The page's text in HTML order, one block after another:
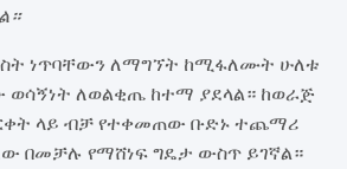
ነጥባቸውን ለማግኘት ከሚፋለሙት ሁለቱ
ለወልቂጤ ከተማ ያደላል። ከወራጅ
ላይ ብቻ የተቀመጠው ቡድኑ ተጨማሪ
በመቻሉ የማሸነፍ ግዴታ ውስጥ ይገኛል።